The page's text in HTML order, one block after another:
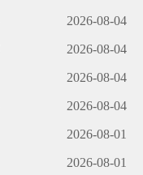
2026-08-04
2026-08-04
2026-08-04
2026-08-04
2026-08-01
2026-08-01